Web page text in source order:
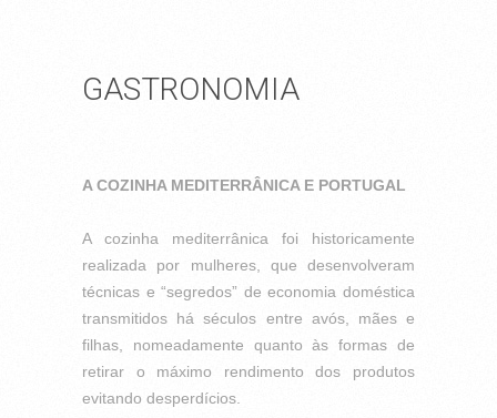
GASTRONOMIA
A COZINHA MEDITERRÂNICA E PORTUGAL
A cozinha mediterrânica foi historicamente
realizada por mulheres, que desenvolveram
técnicas e “segredos” de economia doméstica
transmitidos há séculos entre avós, mães e
filhas, nomeadamente quanto às formas de
retirar o máximo rendimento dos produtos
evitando desperdícios.